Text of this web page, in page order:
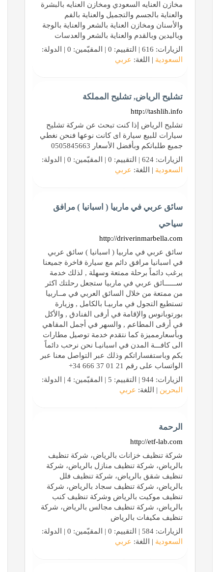
مخازن العنايه السعودي ومخازن العنايه بالبشرة
والعناية بالجسم والتجميل والعناية بالفم
والأسنان ومخازن العناية بالشعر والعناية بالوجة
وباليدين وبالقدم والعناية بالشعر والعدسات
الزيارات: 616 | التقييم: 0 | المقيّمين: 0 | الدولة:
السعودية | اللغة: عربي
تشليح الرياض, تشليح المملكة
http://tashlih.info
تشليح الرياض إذا كنت تبحث عن شركة تشليح
سيارات للبيع سيارة اى كانت نوعها فنحن نغطي
جميع طلباتكم وبأفضل الأسعار 0505845663
الزيارات: 624 | التقييم: 0 | المقيّمين: 0 | الدولة:
السعودية | اللغة: عربي
سائق عربي في ماربيا ( اسبانيا ) مرافق
سياحي
http://driverinmarbella.com
سائق عربي في ماربيا ( اسبانيا ) سائق عربي
في اسبانيا مرافق دائم مع سيارة فاخرة جميعنا
يرغب دائماً برحلة ممتعة وسهلة , لذلك خدمة
ســــــائق عربي في ماربيا ستجعل رحلتك اكثر
من ممتعة من خلال السائق العربي في مــاربيا
تستطيع التجول في ماربيـا بالكامل , وزيارة
بورتوبانوس والإقامة في أرقى الفنادق , والأكل
في أرقى المطاعم , والسهر في أجمل المقاهي
وبأسعارمميزة كما نتقدم خدمة توصيل مطارات
الى كافـــة المدن في اسبانيـا نحن نرحب دائماً
بكم وباستفساراتكم وذلك عبر التواصل معنا عبر
الواتساب على رقم ‏‎+34 666 37 01 21‎‏
الزيارات: 944 | التقييم: 5 | المقيّمين: 4 | الدولة:
البحرين | اللغة: عربي
الرحمة
http://etf-lab.com
شركة تنظيف خزانات بالرياض، شركة تنظيف
بالرياض، شركة تنظيف منازل بالرياض، شركة
تنظيف شقق بالرياض، شركة تنظيف فلل
بالرياض، شركة تنظيف سجاد بالرياض، شركة
تنظيف موكيت بالرياض وشركة تنظيف كنب
بالرياض، شركة تنظيف مجالس بالرياض، شركة
تنظيف مكيفات بالرياض
الزيارات: 584 | التقييم: 0 | المقيّمين: 0 | الدولة:
السعودية | اللغة: عربي